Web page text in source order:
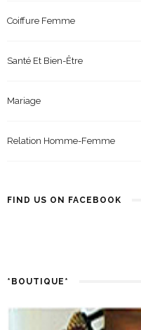
Coiffure Femme
Santé Et Bien-Être
Mariage
Relation Homme-Femme
FIND US ON FACEBOOK
*BOUTIQUE*